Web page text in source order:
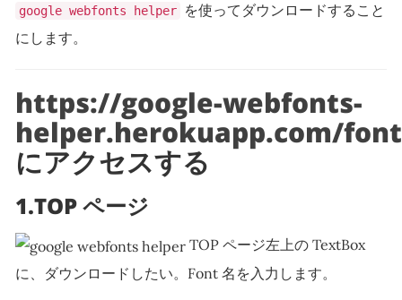
google webfonts helper
を使ってダウンロードすること
にします。
https://google-webfonts-
helper.herokuapp.com/
にアクセスする
1.TOP ページ
TOP ページ左上の TextBox
に、ダウンロードしたい。Font 名を入力します。